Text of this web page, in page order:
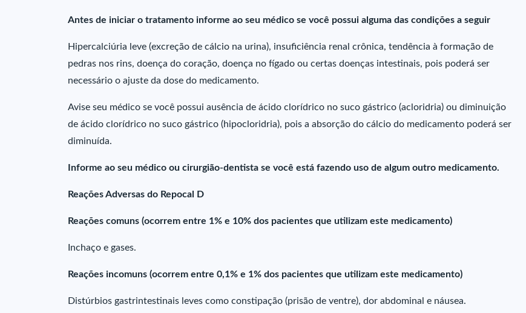
Antes de iniciar o tratamento informe ao seu médico se você possui alguma das condições a seguir
Hipercalciúria leve (excreção de cálcio na urina), insuficiência renal crônica, tendência à formação de
pedras nos rins, doença do coração, doença no fígado ou certas doenças intestinais, pois poderá ser
necessário o ajuste da dose do medicamento.
Avise seu médico se você possui ausência de ácido clorídrico no suco gástrico (acloridria) ou diminuição
de ácido clorídrico no suco gástrico (hipocloridria), pois a absorção do cálcio do medicamento poderá ser
diminuída.
Informe ao seu médico ou cirurgião-dentista se você está fazendo uso de algum outro medicamento.
Reações Adversas do Repocal D
Reações comuns (ocorrem entre 1% e 10% dos pacientes que utilizam este medicamento)
Inchaço e gases.
Reações incomuns (ocorrem entre 0,1% e 1% dos pacientes que utilizam este medicamento)
Distúrbios gastrintestinais leves como constipação (prisão de ventre), dor abdominal e náusea.